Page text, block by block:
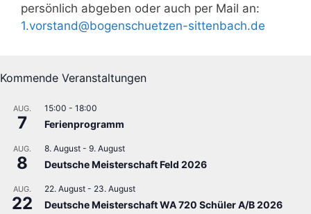
persönlich abgeben oder auch per Mail an:
1.vorstand@bogenschuetzen-sittenbach.de
Kommende Veranstaltungen
AUG.
7
15:00 - 18:00
Ferienprogramm
AUG.
8
8. August - 9. August
Deutsche Meisterschaft Feld 2026
AUG.
22
22. August - 23. August
Deutsche Meisterschaft WA 720 Schüler A/B 2026